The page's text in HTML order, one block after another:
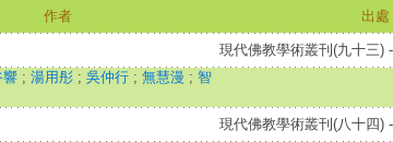
作者 出處
現代佛教學術叢刊(九十三)
響 ; 湯用彤 ; 吳仲行 ; 無慧漫 ; 智
現代佛教學術叢刊(八十四)